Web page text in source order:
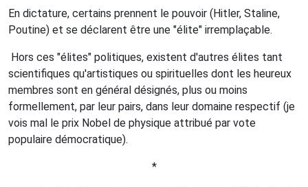
En dictature, certains prennent le pouvoir (Hitler, Staline,
Poutine) et se déclarent être une "élite" irremplaçable.
Hors ces "élites" politiques, existent d'autres élites tant
scientifiques qu'artistiques ou spirituelles dont les heureux
membres sont en général désignés, plus ou moins
formellement, par leur pairs, dans leur domaine respectif (je
vois mal le prix Nobel de physique attribué par vote
populaire démocratique).
*